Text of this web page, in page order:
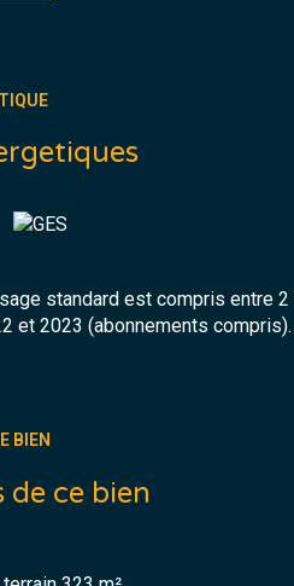
de la surface habitable
citerne.
!
de loisirs.
entre 2170 € et 2980 € sur les
disponibles su le site
standard est compris entre
et 2023 (abonnements compris).
BIEN
ce bien